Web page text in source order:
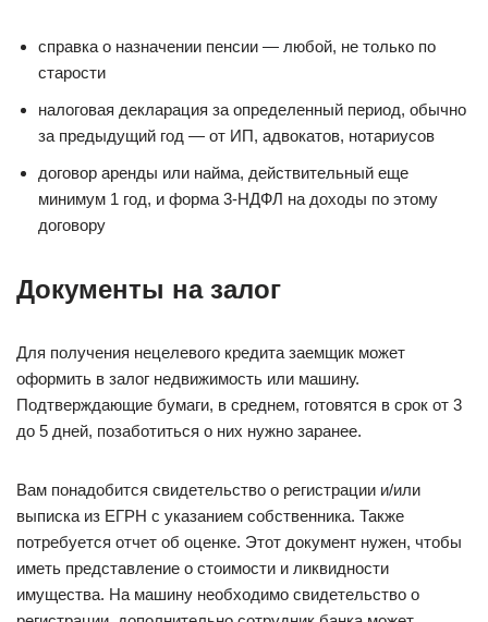
справка о назначении пенсии — любой, не только по
старости
налоговая декларация за определенный период, обычно
за предыдущий год — от ИП, адвокатов, нотариусов
договор аренды или найма, действительный еще
минимум 1 год, и форма 3-НДФЛ на доходы по этому
договору
Документы на залог
Для получения нецелевого кредита заемщик может
оформить в залог недвижимость или машину.
Подтверждающие бумаги, в среднем, готовятся в срок от 3
до 5 дней, позаботиться о них нужно заранее.
Вам понадобится свидетельство о регистрации и/или
выписка из ЕГРН с указанием собственника. Также
потребуется отчет об оценке. Этот документ нужен, чтобы
иметь представление о стоимости и ликвидности
имущества. На машину необходимо свидетельство о